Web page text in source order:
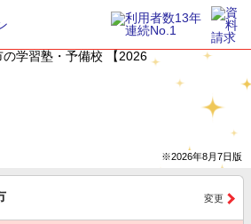
※2026年8月7日版
変更